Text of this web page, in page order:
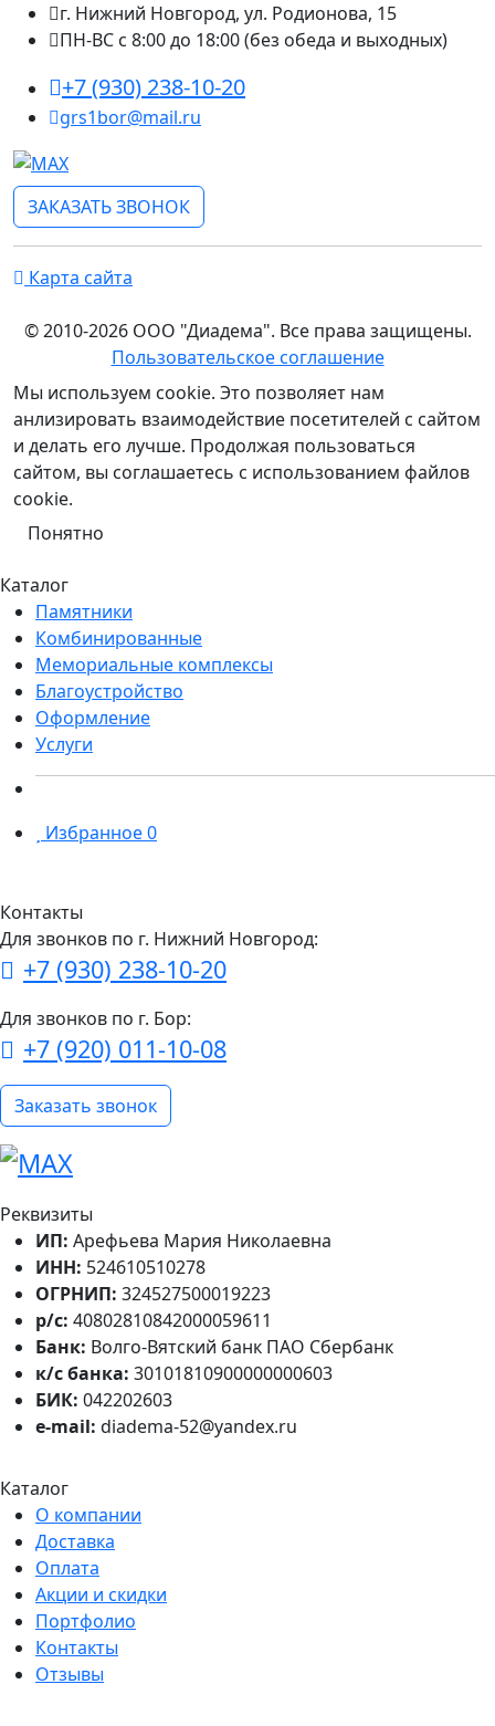
г. Нижний Новгород, ул. Родионова, 15
ПН-ВС с 8:00 до 18:00 (без обеда и выходных)
+7 (930) 238-10-20
grs1bor@mail.ru
ЗАКАЗАТЬ ЗВОНОК
Карта сайта
© 2010-2026 ООО "Диадема". Все права защищены.
Пользовательское соглашение
Мы используем cookie. Это позволяет нам
анлизировать взаимодействие посетителей с сайтом
и делать его лучше. Продолжая пользоваться
сайтом, вы соглашаетесь с использованием файлов
cookie.
Понятно
Каталог
Памятники
Комбинированные
Мемориальные комплексы
Благоустройство
Оформление
Услуги
Избранное0
Контакты
Для звонков по г. Нижний Новгород:
+7 (930) 238-10-20
Для звонков по г. Бор:
+7 (920) 011-10-08
Заказать звонок
Реквизиты
ИП: Арефьева Мария Николаевна
ИНН: 524610510278
ОГРНИП: 324527500019223
р/с: 40802810842000059611
Банк: Волго-Вятский банк ПАО Сбербанк
к/с банка: 30101810900000000603
БИК: 042202603
e-mail: diadema-52@yandex.ru
Каталог
О компании
Доставка
Оплата
Акции и скидки
Портфолио
Контакты
Отзывы